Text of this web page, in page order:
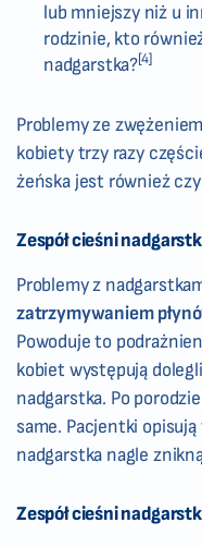
lub mniejszy niż u
rodzinie, kto
nadgarstka?[4]
Problemy ze
kobiety trzy razy
żeńska jest również
Zespół cieśni
Problemy z
zatrzymywaniem
Powoduje to
kobiet występują
nadgarstka. Po
same. Pacjentki
nadgarstka nagle
Zespół cieśni